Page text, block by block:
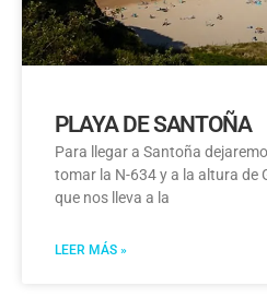
PLAYA DE SANTOÑA
Para llegar a Santoña
tomar la N-634 y a la altura de
que nos lleva a la
LEER MÁS »